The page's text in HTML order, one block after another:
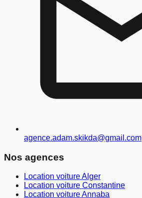
agence.adam.skikda@gmail.com
Nos agences
Location voiture Alger
Location voiture Constantine
Location voiture Annaba